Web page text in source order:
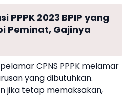
PPPK 2023 BPIP yang
Peminat, Gajinya
CPNS PPPK melamar
yang dibutuhkan.
jika tetap memaksakan,